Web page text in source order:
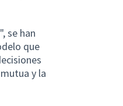
se han
que
y la